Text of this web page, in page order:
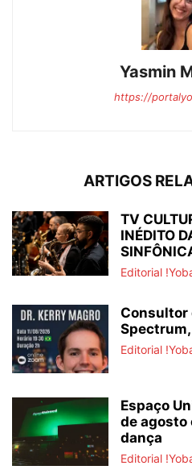
Yasmin
https://
ARTIGOS
TV
INÉDITO
Editorial
Consultor
Editorial
Espaço
de agosto
dança
Editorial